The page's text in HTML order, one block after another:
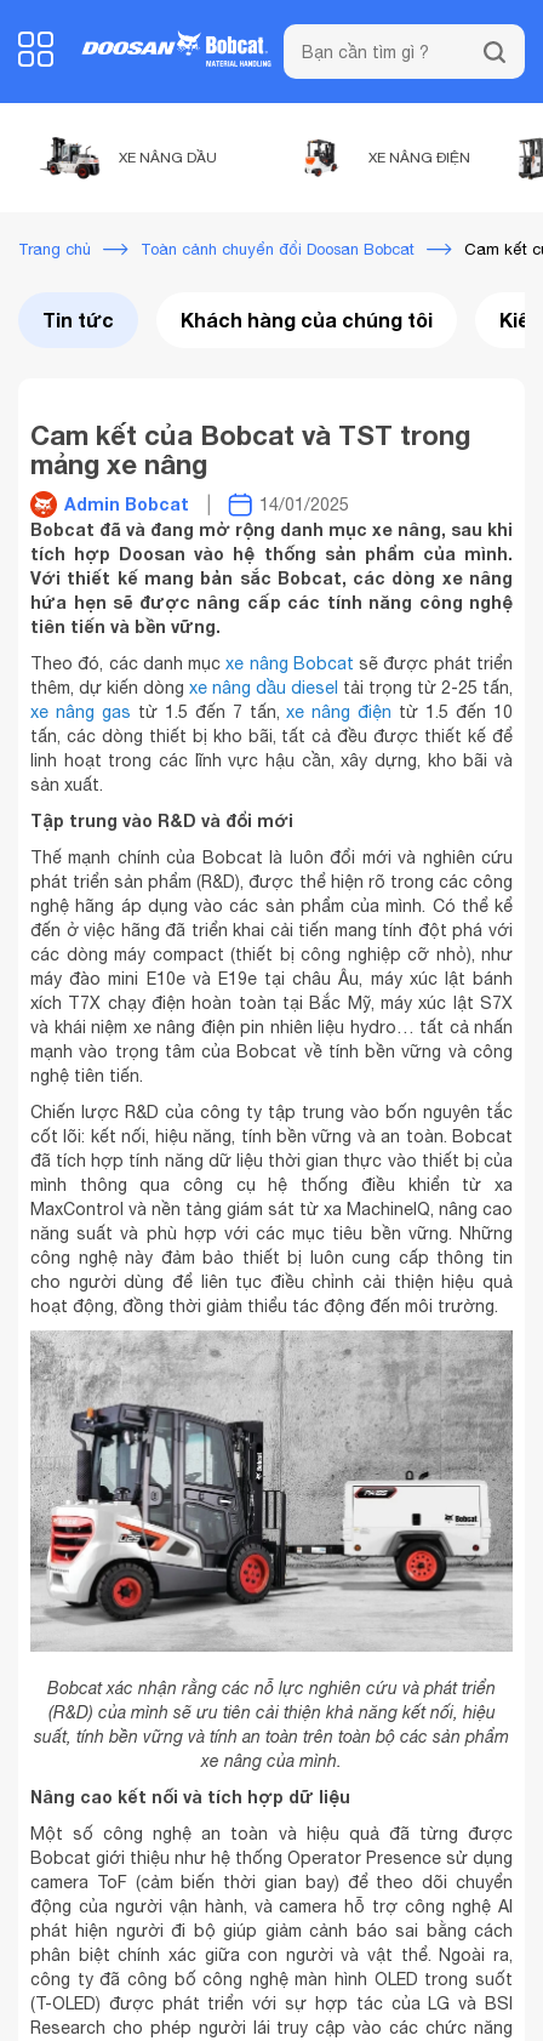
XE NÂNG DẦU XE NÂNG ĐIỆN
Trang chủ Toàn cảnh chuyển đổi Doosan Bobcat Cam kết
Tin tức Khách hàng của chúng tôi
Cam kết của Bobcat và TST trong
mảng xe nâng
Admin Bobcat 14/01/2025
Bobcat đã và đang mở rộng danh mục xe nâng, sau khi
tích hợp Doosan vào hệ thống sản phẩm của mình.
Với thiết kế mang bản sắc Bobcat, các dòng xe nâng
hứa hẹn sẽ được nâng cấp các tính năng công nghệ
tiên tiến và bền vững.
Theo đó, các danh mụcxe nâng Bobcat sẽ được phát triển
thêm, dự kiến dòng xe nâng dầu diesel tải trọng từ 2-25 tấn,
xe nâng gas từ 1.5 đến 7 tấn,xe nâng điện từ 1.5 đến 10
tấn, các dòng thiết bị kho bãi, tất cả đều được thiết kế để
linh hoạt trong các lĩnh vực hậu cần, xây dựng, kho bãi và
sản xuất.
Tập trung vào R&D và đổi mới
Thế mạnh chính của Bobcat là luôn đổi mới và nghiên cứu
phát triển sản phẩm (R&D), được thể hiện rõ trong các công
nghệ hãng áp dụng vào các sản phẩm của mình. Có thể kể
đến ở việc hãng đã triển khai cải tiến mang tính đột phá với
các dòng máy compact (thiết bị công nghiệp cỡ nhỏ), như
máy đào mini E10e và E19e tại châu Âu, máy xúc lật bánh
xích T7X chạy điện hoàn toàn tại Bắc Mỹ, máy xúc lật S7X
và khái niệm xe nâng điện pin nhiên liệu hydro… tất cả nhấn
mạnh vào trọng tâm của Bobcat về tính bền vững và công
nghệ tiên tiến.
Chiến lược R&D của công ty tập trung vào bốn nguyên tắc
cốt lõi: kết nối, hiệu năng, tính bền vững và an toàn. Bobcat
đã tích hợp tính năng dữ liệu thời gian thực vào thiết bị của
mình thông qua công cụ hệ thống điều khiển từ xa
MaxControl và nền tảng giám sát từ xa MachineIQ, nâng cao
năng suất và phù hợp với các mục tiêu bền vững. Những
công nghệ này đảm bảo thiết bị luôn cung cấp thông tin
cho người dùng để liên tục điều chỉnh cải thiện hiệu quả
hoạt động, đồng thời giảm thiểu tác động đến môi trường.
Bobcat xác nhận rằng các nỗ lực nghiên cứu và phát triển
(R&D) của mình sẽ ưu tiên cải thiện khả năng kết nối, hiệu
suất, tính bền vững và tính an toàn trên toàn bộ các sản phẩm
xe nâng của mình.
Nâng cao kết nối và tích hợp dữ liệu
Một số công nghệ an toàn và hiệu quả đã từng được
Bobcat giới thiệu như hệ thống Operator Presence sử dụng
camera ToF (cảm biến thời gian bay) để theo dõi chuyển
động của người vận hành, và camera hỗ trợ công nghệ AI
phát hiện người đi bộ giúp giảm cảnh báo sai bằng cách
phân biệt chính xác giữa con người và vật thể. Ngoài ra,
công ty đã công bố công nghệ màn hình OLED trong suốt
(T-OLED) được phát triển với sự hợp tác của LG và BSI
Research cho phép người lái truy cập vào các chức năng